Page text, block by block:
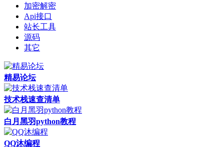
加密解密
Api接口
站长工具
源码
其它
精易论坛
技术栈速查清单
白月黑羽python教程
QQ沐编程